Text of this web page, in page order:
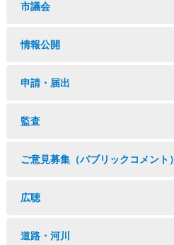
市議会
情報公開
申請・届出
監査
ご意見募集（パブリックコメント）
広聴
道路・河川